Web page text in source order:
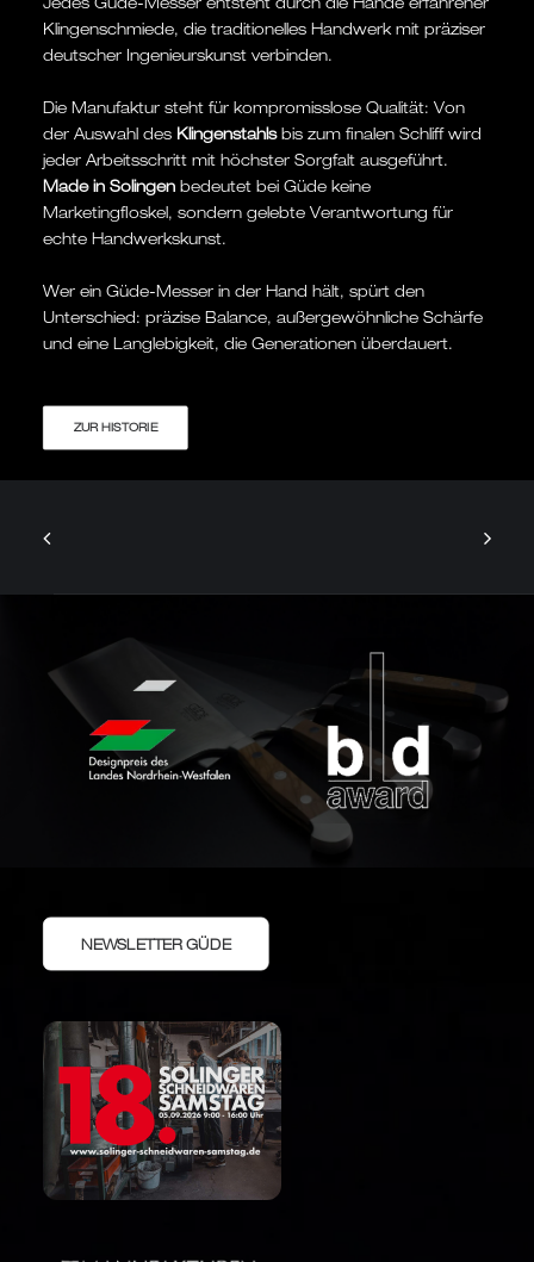
Klingenschmiede, die traditionelles Handwerk mit präziser
deutscher Ingenieurskunst verbinden.
Die Manufaktur steht für kompromisslose Qualität: Von
der Auswahl des Klingenstahlsbis zum finalen Schliff wird
jeder Arbeitsschritt mit höchster Sorgfalt ausgeführt.
Made in Solingen bedeutet bei Güde keine
Marketingfloskel, sondern gelebte Verantwortung für
echte Handwerkskunst.
Wer ein Güde-Messer in der Hand hält, spürt den
Unterschied: präzise Balance, außergewöhnliche Schärfe
und eine Langlebigkeit, die Generationen überdauert.
ZUR HISTORIE
NEWSLETTER GÜDE